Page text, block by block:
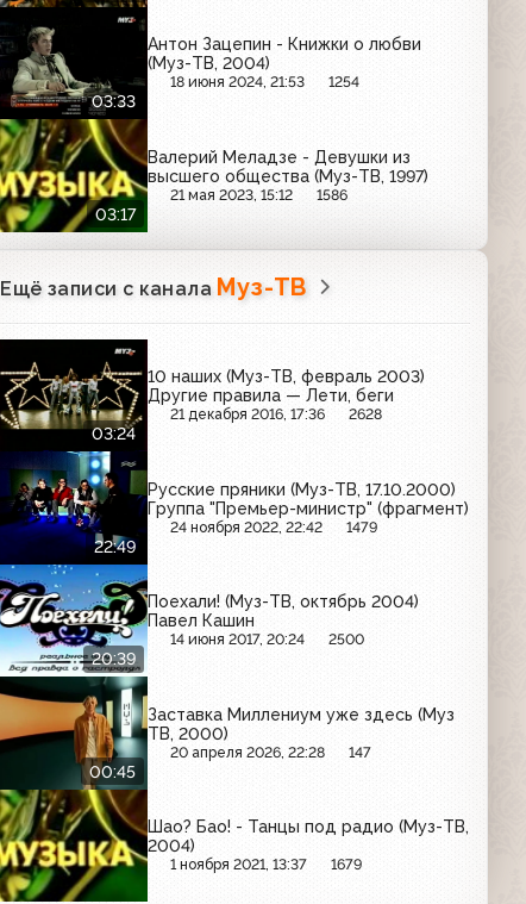
03:33
Антон Зацепин - Книжки о любви
(Муз-ТВ, 2004)
18 июня 2024, 21:53 1254
03:17
Валерий Меладзе - Девушки из
высшего общества (Муз-ТВ, 1997)
21 мая 2023, 15:12 1586
Ещё записи с канала Муз-ТВ
03:24
10 наших (Муз-ТВ, февраль 2003)
Другие правила — Лети, беги
21 декабря 2016, 17:36 2628
22:49
Русские пряники (Муз-ТВ, 17.10.2000)
Группа "Премьер-министр" (фрагмент)
24 ноября 2022, 22:42 1479
20:39
Поехали! (Муз-ТВ, октябрь 2004)
Павел Кашин
14 июня 2017, 20:24 2500
00:45
Заставка Миллениум уже здесь (Муз
ТВ, 2000)
20 апреля 2026, 22:28 147
Шао? Бао! - Танцы под радио (Муз-ТВ,
2004)
1 ноября 2021, 13:37 1679